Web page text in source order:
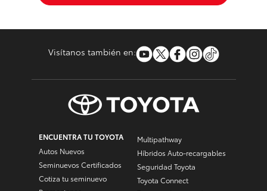
Visítanos también en:
ENCUENTRA TU TOYOTA
Autos Nuevos
Seminuevos Certificados
Cotiza tu seminuevo
Multipathway
Híbridos Auto-recargables
Seguridad Toyota
Toyota Connect